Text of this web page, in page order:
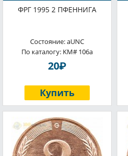
ФРГ 1995 2 ПФЕННИГА
Состояние: aUNC
По каталогу: KM# 106a
20P
Купить